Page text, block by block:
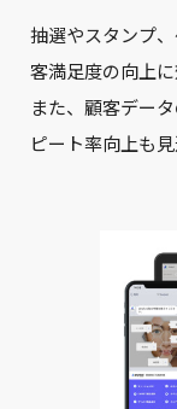
抽選やスタンプ
客満足度の向上
また、顧客デー
ピート率向上も見